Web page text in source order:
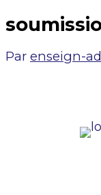
Par enseign-